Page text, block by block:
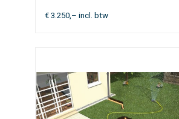
€ 3.250,– incl. btw